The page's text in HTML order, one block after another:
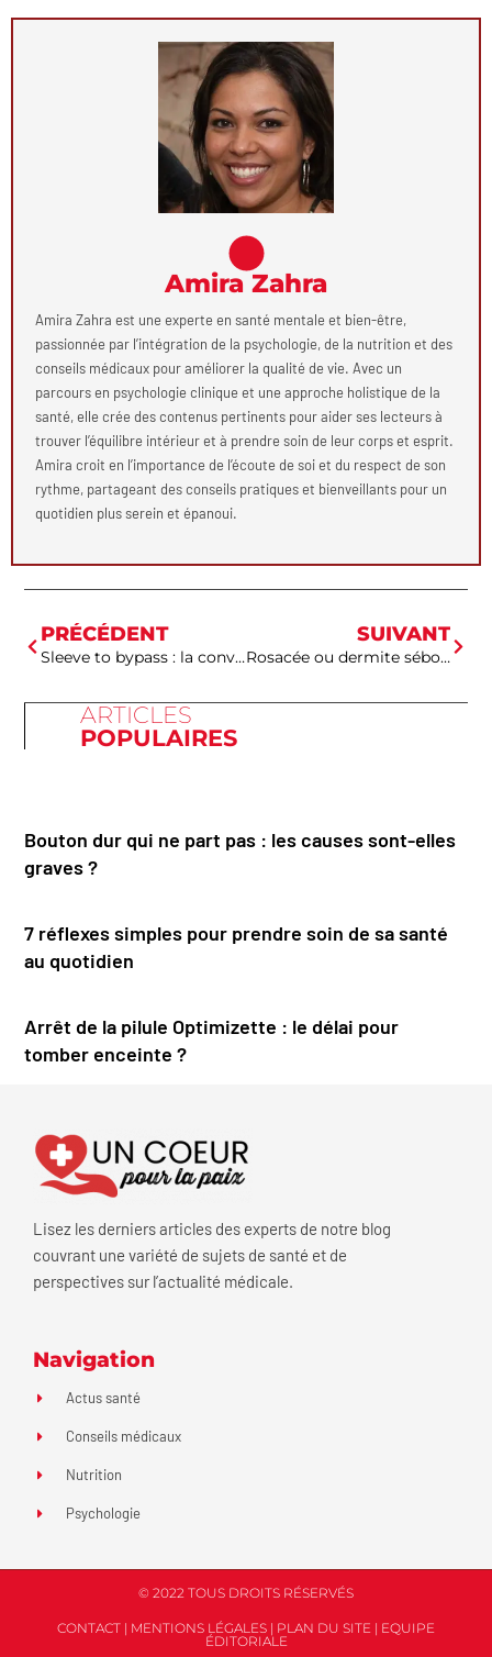
Amira Zahra
Amira Zahra est une experte en santé mentale et bien-être,
passionnée par l’intégration de la psychologie, de la nutrition et des
conseils médicaux pour améliorer la qualité de vie. Avec un
parcours en psychologie clinique et une approche holistique de la
santé, elle crée des contenus pertinents pour aider ses lecteurs à
trouver l’équilibre intérieur et à prendre soin de leur corps et esprit.
Amira croit en l’importance de l’écoute de soi et du respect de son
rythme, partageant des conseils pratiques et bienveillants pour un
quotidien plus serein et épanoui.
PRÉCÉDENT
Sleeve to bypass : la conversion est-elle la solution contre le reflux ?
SUIVANT
Rosacée ou dermite séborrhéique : les différences majeures pour retrouver une peau nette
ARTICLES
POPULAIRES
Bouton dur qui ne part pas : les causes sont-elles
graves ?
7 réflexes simples pour prendre soin de sa santé
au quotidien
Arrêt de la pilule Optimizette : le délai pour
tomber enceinte ?
Lisez les derniers articles des experts de notre blog
couvrant une variété de sujets de santé et de
perspectives sur l’actualité médicale.
Navigation
Actus santé
Conseils médicaux
Nutrition
Psychologie
© 2022 TOUS DROITS RÉSERVÉS
CONTACT | MENTIONS LÉGALES | PLAN DU SITE | EQUIPE
ÉDITORIALE